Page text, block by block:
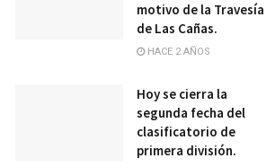
motivo de la Travesía
de Las Cañas.
HACE 2 AÑOS
Hoy se cierra la
segunda fecha del
clasificatorio de
primera división.